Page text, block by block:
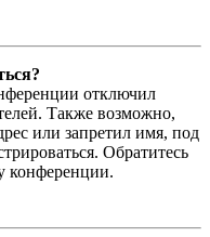
отключил
Также возможно,
или запретил имя, под
Обратитесь
конференции.